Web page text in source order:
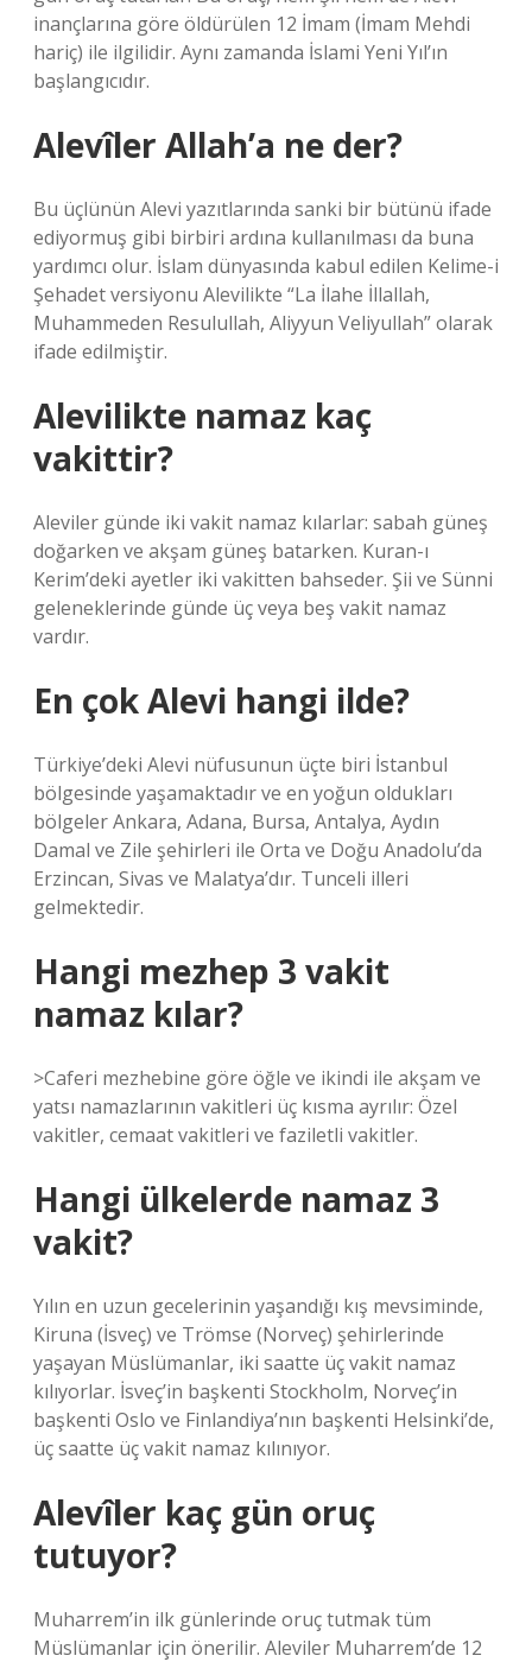
inançlarına göre öldürülen 12 İmam (İmam Mehdi
hariç) ile ilgilidir. Aynı zamanda İslami Yeni Yıl’ın
başlangıcıdır.
Alevîler Allah’a ne der?
Bu üçlünün Alevi yazıtlarında sanki bir bütünü ifade
ediyormuş gibi birbiri ardına kullanılması da buna
yardımcı olur. İslam dünyasında kabul edilen Kelime-i
Şehadet versiyonu Alevilikte “La İlahe İllallah,
Muhammeden Resulullah, Aliyyun Veliyullah” olarak
ifade edilmiştir.
Alevilikte namaz kaç
vakittir?
Aleviler günde iki vakit namaz kılarlar: sabah güneş
doğarken ve akşam güneş batarken. Kuran-ı
Kerim’deki ayetler iki vakitten bahseder. Şii ve Sünni
geleneklerinde günde üç veya beş vakit namaz
vardır.
En çok Alevi hangi ilde?
Türkiye’deki Alevi nüfusunun üçte biri İstanbul
bölgesinde yaşamaktadır ve en yoğun oldukları
bölgeler Ankara, Adana, Bursa, Antalya, Aydın
Damal ve Zile şehirleri ile Orta ve Doğu Anadolu’da
Erzincan, Sivas ve Malatya’dır. Tunceli illeri
gelmektedir.
Hangi mezhep 3 vakit
namaz kılar?
>Caferi mezhebine göre öğle ve ikindi ile akşam ve
yatsı namazlarının vakitleri üç kısma ayrılır: Özel
vakitler, cemaat vakitleri ve faziletli vakitler.
Hangi ülkelerde namaz 3
vakit?
Yılın en uzun gecelerinin yaşandığı kış mevsiminde,
Kiruna (İsveç) ve Trömse (Norveç) şehirlerinde
yaşayan Müslümanlar, iki saatte üç vakit namaz
kılıyorlar. İsveç’in başkenti Stockholm, Norveç’in
başkenti Oslo ve Finlandiya’nın başkenti Helsinki’de,
üç saatte üç vakit namaz kılınıyor.
Alevîler kaç gün oruç
tutuyor?
Muharrem’in ilk günlerinde oruç tutmak tüm
Müslümanlar için önerilir. Aleviler Muharrem’de 12